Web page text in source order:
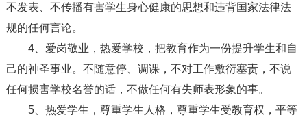
不发表、不传播有害学生身心健康的思想和违背国家法律法
规的任何言论。
4、爱岗敬业，热爱学校，把教育作为一份提升学生和自
己的神圣事业。不随意停、调课，不对工作敷衍塞责，不说
任何损害学校名誉的话，不做任何有失师表形象的事。
5、热爱学生，尊重学生人格，尊重学生受教育权，平等